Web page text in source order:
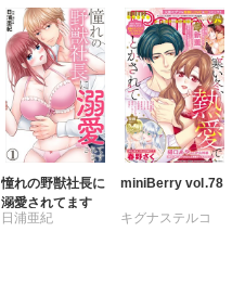
憧れの野獣社長に
溺愛されてます
日浦亜紀
miniBerry vol.78
キグナステルコ